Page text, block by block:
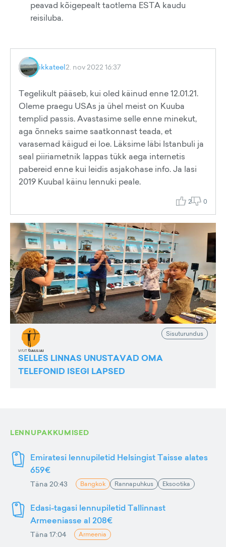
peavad kõigepealt taotlema ESTA kaudu
reisiluba.
ikkateel2. nov 2022 16:37
Tegelikult pääseb, kui oled käinud enne 12.01.21.
Oleme praegu USAs ja ühel meist on Kuuba
templid passis. Avastasime selle enne minekut,
aga õnneks saime saatkonnast teada, et
varasemad käigud ei loe. Läksime läbi Istanbuli ja
seal piiriametnik lappas tükk aega internetis
pabereid enne kui leidis asjakohase info. Ja lasi
2019 Kuubal käinu lennuki peale.
2 0
Sisuturundus
SELLES LINNAS UNUSTAVAD OMA
TELEFONID ISEGI LAPSED
LENNUPAKKUMISED
Emiratesi lennupiletid Helsingist Taisse alates
659€
Täna 20:43 Bangkok Rannapuhkus Eksootika
Edasi-tagasi lennupiletid Tallinnast
Armeeniasse al 208€
Täna 17:04 Armeenia